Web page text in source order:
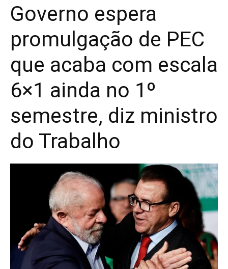
Governo espera
promulgação de PEC
que acaba com escala
6×1 ainda no 1º
semestre, diz ministro
do Trabalho